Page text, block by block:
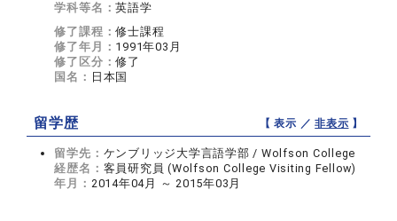
学科等名：英語学
修了課程：修士課程
修了年月： 1991年03月
修了区分：修了
国名： 日本国
留学歴 【 表示 ／非表示 】
留学先： ケンブリッジ大学言語学部 / Wolfson College
経歴名： 客員研究員 (Wolfson College Visiting Fellow)
年月： 2014年04月 ～ 2015年03月